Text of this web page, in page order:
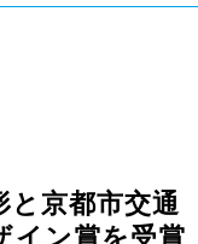
と京都市交通
イン賞を受賞